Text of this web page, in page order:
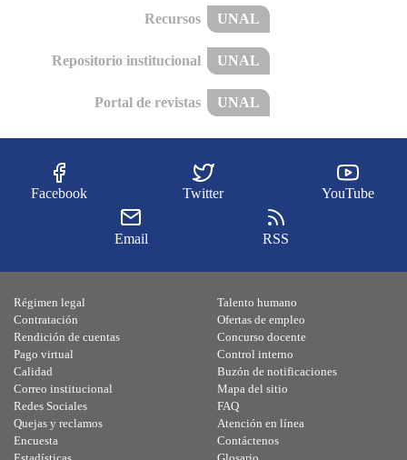
Recursos UNAL
Repositorio institucional UNAL
Portal de revistas UNAL
Facebook Twitter YouTube
Email RSS
Régimen legal
Contratación
Rendición de cuentas
Pago virtual
Calidad
Talento humano
Ofertas de empleo
Concurso docente
Control interno
Buzón de notificaciones
Correo institucional
Redes Sociales
Quejas y reclamos
Encuesta
Mapa del sitio
FAQ
Atención en línea
Contáctenos